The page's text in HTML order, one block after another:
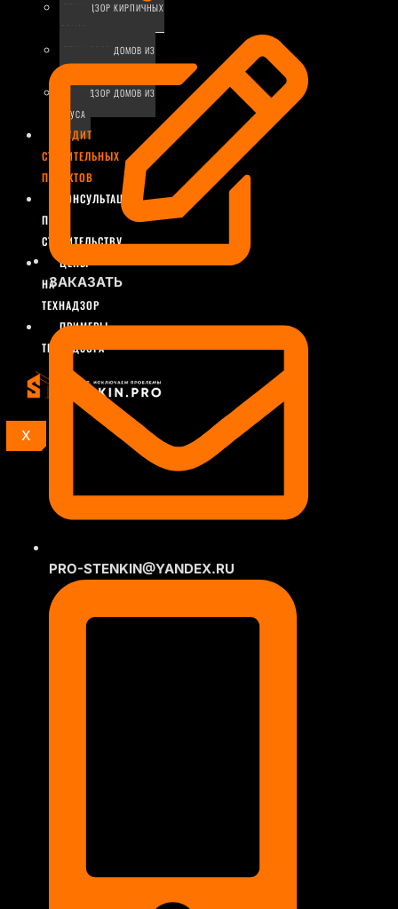
ТЕХНАДЗОР КИРПИЧНЫХ
ДОМОВ
ТЕХНАДЗОР ДОМОВ ИЗ
ТЕХНАДЗОР ДОМОВ ИЗ
БРУСА
АУДИТ
СТРОИТЕЛЬНЫХ
ПРОЕКТОВ
КОНСУЛЬТАЦИИ
ПО
СТРОИТЕЛЬСТВУ
ЦЕНЫ
НА
ТЕХНАДЗОР
ПРИМЕРЫ
ТЕХНАДЗОРА
X
ЗАКАЗАТЬ
PRO-STENKIN@YANDEX.RU